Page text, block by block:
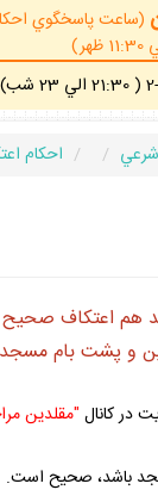
احكام
هم اعتكاف
و پشت بام
در كانال "مقلدين
باشد، صحيح است.